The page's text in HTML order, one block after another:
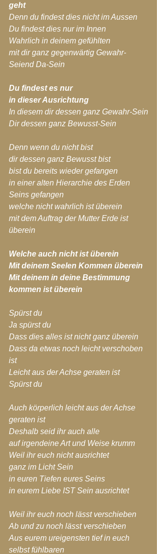
geht
Denn du findest dies nicht im Aussen
Du findest dies nur im Innen
Wahrlich in deinem gefühlten
mit dir ganz gegenwärtig Gewahr-
Seiend Da-Sein
Du findest es nur
in dieser Ausrichtung
In diesem dir dessen ganz Gewahr-Sein
Dir dessen ganz Bewusst-Sein
Denn wenn du nicht bist
dir dessen ganz Bewusst bist
bist du bereits wieder gefangen
in einer alten Hierarchie des Erden
Seins gefangen
welche nicht wahrlich ist überein
mit dem Auftrag der Mutter Erde ist
überein
Welche auch nicht ist überein
Mit deinem Seelen Kommen überein
Mit deinem in deine Bestimmung
kommen ist überein
Spürst du
Ja spürst du
Dass dies alles ist nicht ganz überein
Dass da etwas noch leicht verschoben
ist
Leicht aus der Achse geraten ist
Spürst du
Auch körperlich leicht aus der Achse
geraten ist
Deshalb seid ihr auch alle
auf irgendeine Art und Weise krumm
Weil ihr euch nicht ausrichtet
ganz im Licht Sein
in euren Tiefen eures Seins
in eurem Liebe IST Sein ausrichtet
Weil ihr euch noch lässt verschieben
Ab und zu noch lässt verschieben
Aus eurem ureigensten tief in euch
selbst fühlbaren